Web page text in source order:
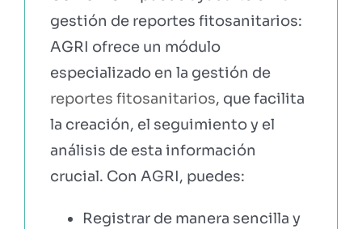
gestión de reportes fitosanitarios:
AGRI ofrece un módulo
especializado en la gestión de
reportes fitosanitarios, que facilita
la creación, el seguimiento y el
análisis de esta información
crucial. Con AGRI, puedes:
Registrar de manera sencilla y